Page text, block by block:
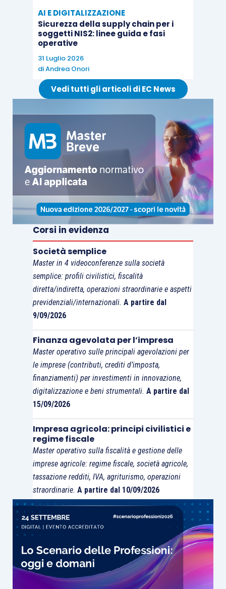
NellaScheda di studiopubblicata suDottryna
sono approfonditi, tra gli altri, i seguenti
aspetti:
il regime ordinario di tassazione degli
soggetti non residenti;
il regime ordinario di tassazione delle
royalties corrisposte nei confronti di
soggetti non residenti;
il concetto di beneficiario effettivo;
le proposte di modifica al
commentario OCSE.
AI E DIGITALIZZAZIONE
Sicurezza della supply chain per i
soggetti NIS2: linee guida e fasi
operative
31 Luglio 2026
diAndrea Onori
Vedi tutti gli articoli di EC News
Corsi in evidenza
Società semplice
Master in 4 videoconferenze sulla società
semplice: profili civilistici, fiscalità
diretta/indiretta, operazioni straordinarie e aspetti
previdenziali/internazionali. A partire dal
9/09/2026
Finanza agevolata per l’impresa
Master operativo sulle principali agevolazioni per
le imprese (contributi, crediti d’imposta,
finanziamenti) per investimenti in innovazione,
digitalizzazione e beni strumentali. A partire dal
15/09/2026
Impresa agricola: principi civilistici e
regime fiscale
Master operativo sulla fiscalità e gestione delle
imprese agricole: regime fiscale, società agricole,
tassazione redditi, IVA, agriturismo, operazioni
straordinarie. A partire dal 10/09/2026